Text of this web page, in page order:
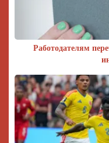
Работодателям